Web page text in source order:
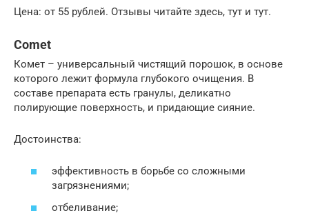
Цена: от 55 рублей. Отзывы читайте здесь, тут и тут.
Comet
Комет – универсальный чистящий порошок, в основе
которого лежит формула глубокого очищения. В
составе препарата есть гранулы, деликатно
полирующие поверхность, и придающие сияние.
Достоинства:
эффективность в борьбе со сложными
загрязнениями;
отбеливание;